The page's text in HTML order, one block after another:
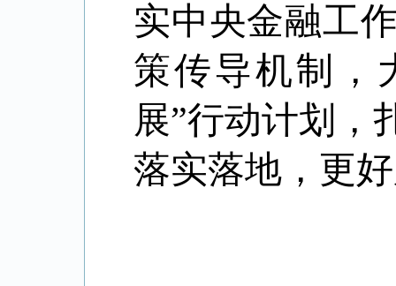
实中央金融工
策传导机制，
展”行动计划，
落实落地，更